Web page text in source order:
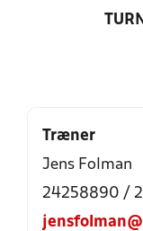
Træner
Jens Folman
24258890 /